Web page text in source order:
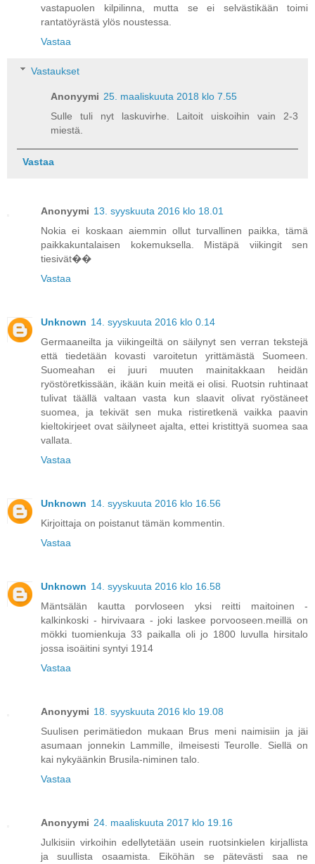
vastapuolen kilpilinna, mutta se ei selvästikään toimi
rantatöyrästä ylös noustessa.
Vastaa
Vastaukset
Anonyymi 25. maaliskuuta 2018 klo 7.55
Sulle tuli nyt laskuvirhe. Laitoit uiskoihin vain 2-3
miestä.
Vastaa
Anonyymi 13. syyskuuta 2016 klo 18.01
Nokia ei koskaan aiemmin ollut turvallinen paikka, tämä
paikkakuntalaisen kokemuksella. Mistäpä viikingit sen
tiesivät��
Vastaa
Unknown 14. syyskuuta 2016 klo 0.14
Germaaneilta ja viikingeiltä on säilynyt sen verran tekstejä
että tiedetään kovasti varoitetun yrittämästä Suomeen.
Suomeahan ei juuri muuten mainitakkaan heidän
ryöstöretkissään, ikään kuin meitä ei olisi. Ruotsin ruhtinaat
tulivat täällä valtaan vasta kun slaavit olivat ryöstäneet
suomea, ja tekivät sen muka ristiretkenä vaikka paavin
kieltokirjeet ovat säilyneet ajalta, ettei kristittyä suomea saa
vallata.
Vastaa
Unknown 14. syyskuuta 2016 klo 16.56
Kirjoittaja on poistanut tämän kommentin.
Vastaa
Unknown 14. syyskuuta 2016 klo 16.58
Mäntsälän kautta porvloseen yksi reitti maitoinen -
kalkinkoski - hirvivaara - joki laskee porvooseen.meillä on
mökki tuomienkuja 33 paikalla oli jo 1800 luvulla hirsitalo
jossa isoäitini syntyi 1914
Vastaa
Anonyymi 18. syyskuuta 2016 klo 19.08
Suulisen perimätiedon mukaan Brus meni naimisiin ja jäi
asumaan jonnekin Lammille, ilmeisesti Teurolle. Siellä on
kai nykyäänkin Brusila-niminen talo.
Vastaa
Anonyymi 24. maaliskuuta 2017 klo 19.16
Julkisiin virkoihin edellytetään usein ruotsinkielen kirjallista
ja suullista osaamista. Eiköhän se pätevästi saa ne